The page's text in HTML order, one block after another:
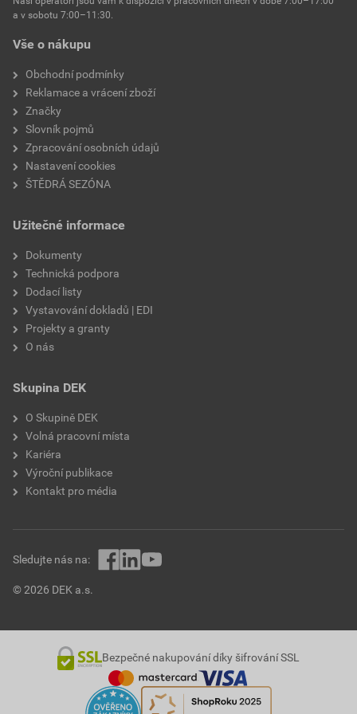
Environmentální prohlášení výrobku
Stáhnout
Velikost
teplota zpracování
hmotnost
typ výrobku
faktor difuzního odporu
materiálová báze
Vše o nákupu
Obchodní podmínky
Reklamace a vrácení zboží
Značky
Slovník pojmů
Zpracování osobních údajů
Nastavení cookies
ŠTĚDRÁ SEZÓNA
Užitečné informace
Dokumenty
Technická podpora
Dodací listy
Vystavování dokladů | EDI
Projekty a granty
O nás
Skupina DEK
O Skupině DEK
Volná pracovní místa
Kariéra
Výroční publikace
Kontakt pro média
a v sobotu 7:00–11:30.
© 2026 DEK a.s.
Sledujte nás na:
Bezpečné nakupování díky šifrování SSL